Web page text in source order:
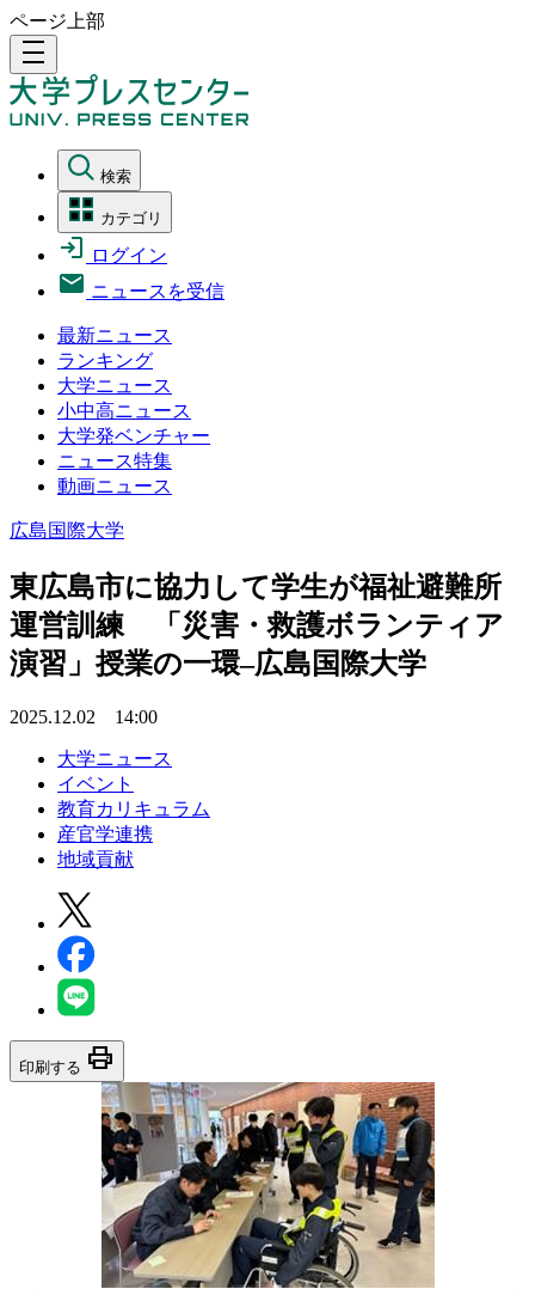
ページ上部
density_medium
検索
カテゴリ
ログイン
ニュースを受信
最新ニュース
ランキング
大学ニュース
小中高ニュース
大学発ベンチャー
ニュース特集
動画ニュース
広島国際大学
東広島市に協力して学生が福祉避難所
運営訓練 「災害・救護ボランティア
演習」授業の一環–広島国際大学
2025.12.02 14:00
大学ニュース
イベント
教育カリキュラム
産官学連携
地域貢献
印刷する print